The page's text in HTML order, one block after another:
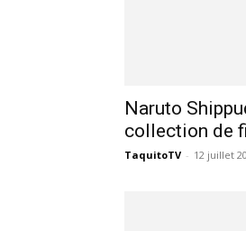
Naruto
collection de
TaquitoTV - 12 juillet